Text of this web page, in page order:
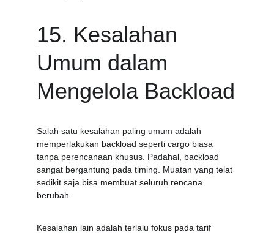
15. Kesalahan
Umum dalam
Mengelola Backload
Salah satu kesalahan paling umum adalah
memperlakukan backload seperti cargo biasa
tanpa perencanaan khusus. Padahal, backload
sangat bergantung pada timing. Muatan yang telat
sedikit saja bisa membuat seluruh rencana
berubah.
Kesalahan lain adalah terlalu fokus pada tarif